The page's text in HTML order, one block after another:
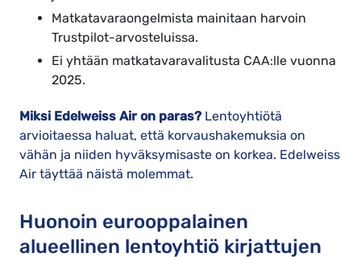
Matkatavaraongelmista mainitaan harvoin
Trustpilot-arvosteluissa.
Ei yhtään matkatavaravalitusta CAA:lle vuonna
2025.
Miksi Edelweiss Air on paras? Lentoyhtiötä
arvioitaessa haluat, että korvaushakemuksia on
vähän ja niiden hyväksymisaste on korkea. Edelweiss
Air täyttää näistä molemmat.
Huonoin eurooppalainen
alueellinen lentoyhtiö kirjattujen